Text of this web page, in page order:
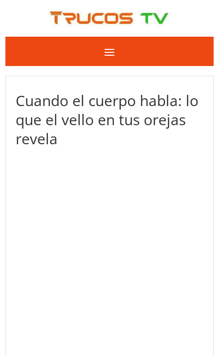
Cuando el cuerpo habla: lo
que el vello en tus orejas
revela